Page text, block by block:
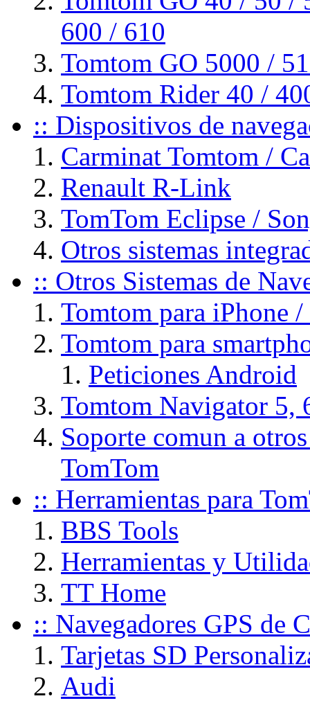
600 / 610
Tomtom GO 5000 /
Tomtom Rider 40 /
:: Dispositivos de
Carminat Tomtom /
Renault R-Link
TomTom Eclipse /
Otros sistemas
:: Otros Sistemas de
Tomtom para iPhone
Tomtom para
Peticiones Android
Tomtom Navigator 5,
Soporte comun a
TomTom
:: Herramientas para
BBS Tools
Herramientas y
TT Home
:: Navegadores GPS de
Tarjetas SD
Audi